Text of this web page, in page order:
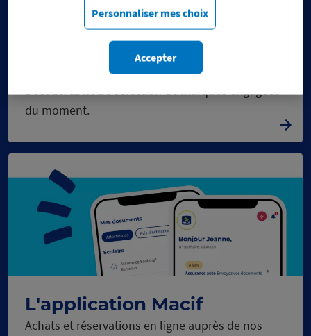
Réduisez vos dépenses, pas
vos engagements
Découvrez notre sélection de marques engagées
du moment.
L'application Macif
Achats et réservations en ligne auprès de nos
C
h
a
r
g
e
m
e
n
t
e
n
c
o
u
r
s
Personnaliser mes choix
Accepter